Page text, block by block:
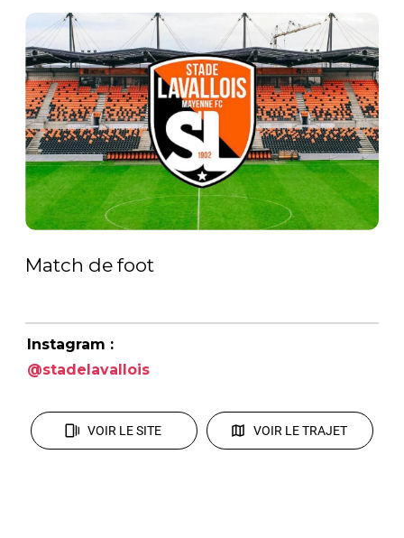
Match de foot
Instagram :
@stadelavallois
VOIR LE SITE VOIR LE TRAJET